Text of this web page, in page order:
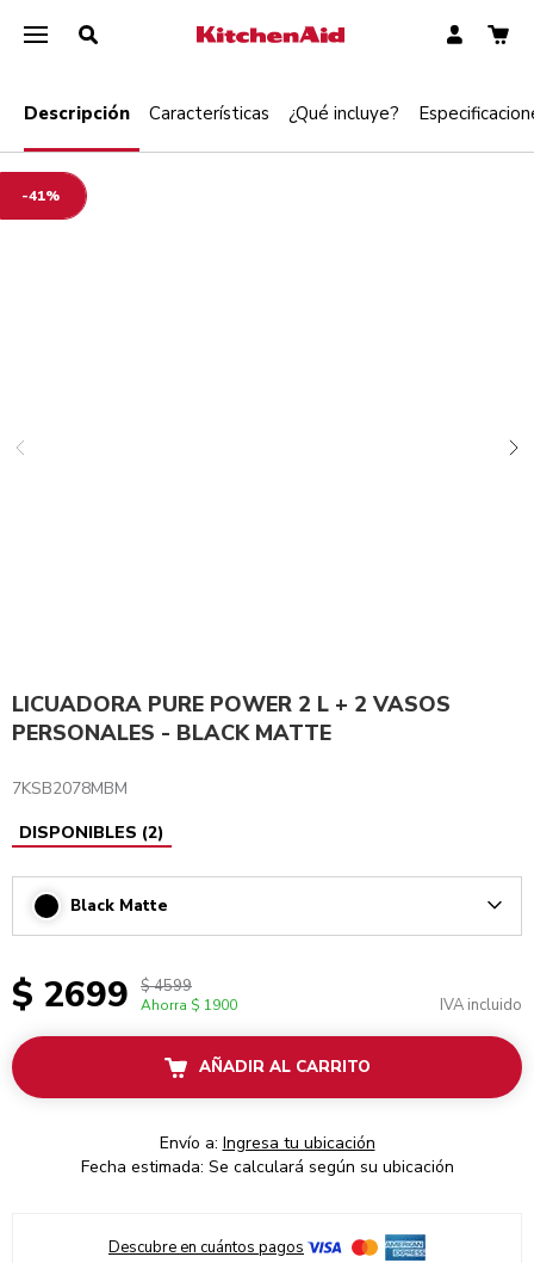
-41%
LICUADORA PURE POWER 2 L + 2 VASOS
PERSONALES - BLACK MATTE
7KSB2078MBM
DISPONIBLES (2)
Black Matte
$ 2699 $ 4599
Ahorra $ 1900 IVA incluido
AÑADIR AL CARRITO
Envío a: Ingresa tu ubicación
Fecha estimada: Se calculará según su ubicación
Descubre en cuántos pagos
Descripción Características ¿Qué incluye?